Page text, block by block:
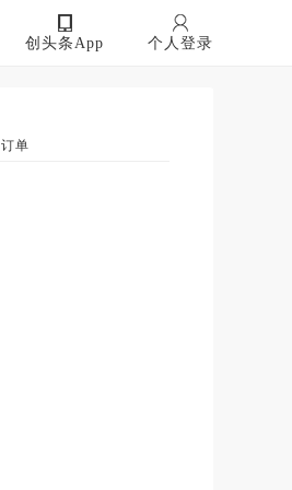
创头条App 个人登录
订单